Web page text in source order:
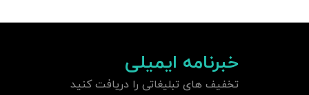
خبرنامه ایمیلی
تخفیف های تبلیغاتی را دریافت کنید